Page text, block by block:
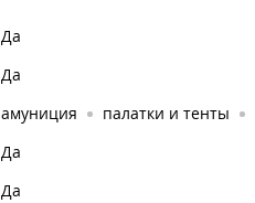
Да
Да
амуниция палатки и тенты
Да
Да